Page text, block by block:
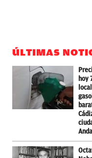
ÚLTIMAS
hoy